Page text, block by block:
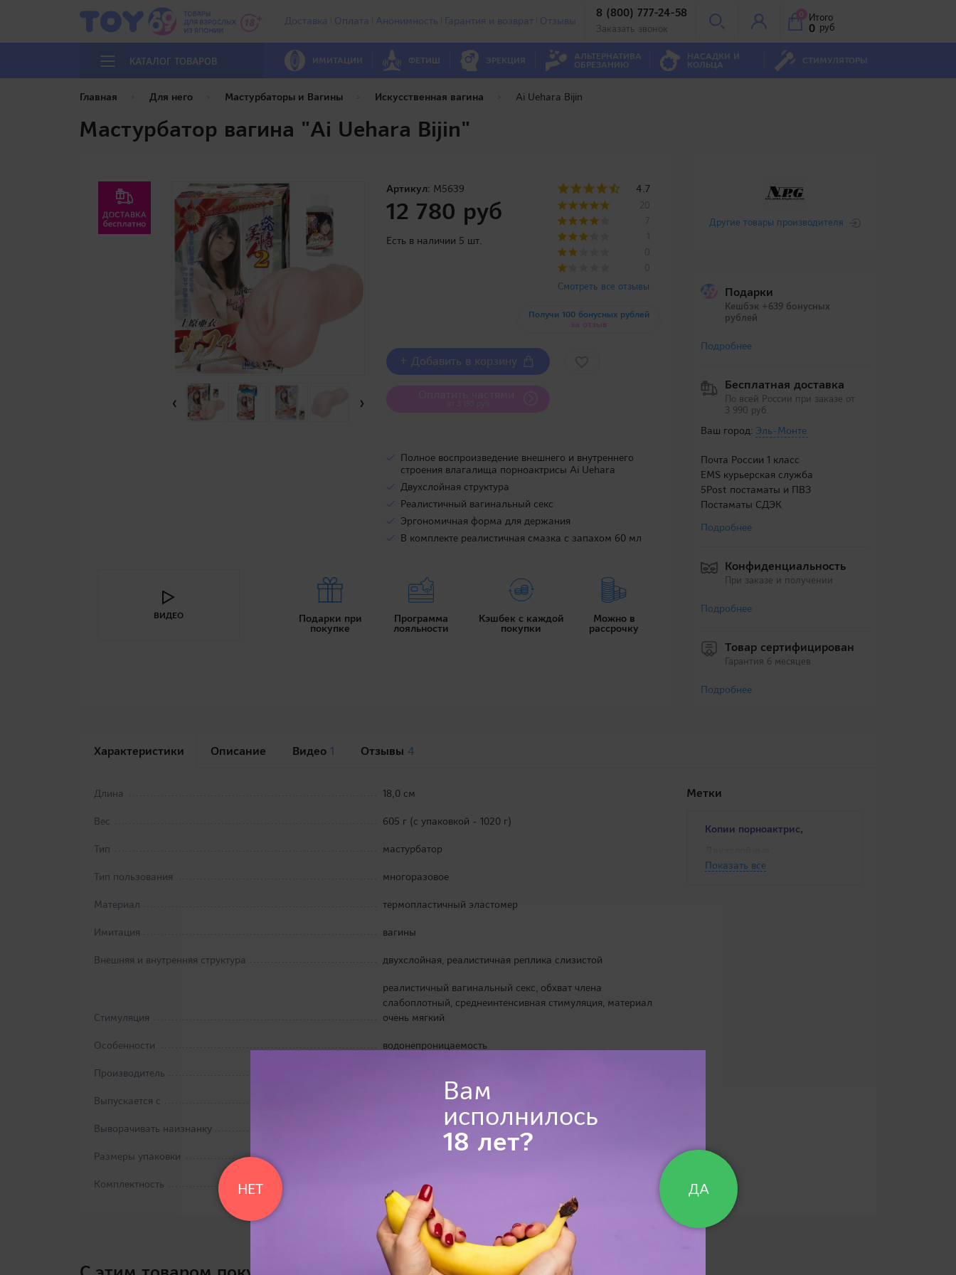
Доставка Оплата Анонимность Гарантия и возврат Отзывы
8 (800) 777-24-58
Заказать звонок
0 Итого
0 руб
КАТАЛОГ ТОВАРОВ ИМИТАЦИИ ФЕТИШ ЭРЕКЦИЯ АЛЬТЕРНАТИВА
ОБРЕЗАНИЮ
НАСАДКИ И
КОЛЬЦА СТИМУЛЯТОРЫ
Главная Для него Мастурбаторы и Вагины Искусственная вагина Ai Uehara Bijin
Мастурбатор вагина "Ai Uehara Bijin"
‹ ›
Артикул: M5639
12 780 руб
Есть в наличии 5 шт.
4.7
20
7
0
0
Смотреть все отзывы
Получи 100 бонусных рублей
за отзыв
+ Добавить в корзину
Полное воспроизведение внешнего и внутреннего
строения влагалища порноактрисы Ai Uehara
Двухслойная структура
Реалистичный вагинальный секс
Эргономичная форма для держания
В комплекте реалистичная смазка с запахом 60 мл
ВИДЕО Подарки при
покупке
Программа
лояльности
Кэшбек с каждой
покупки
Можно в
рассрочку
Другие товары производителя
Подарки
Кешбэк +639 бонусных
рублей
Подробнее
Бесплатная доставка
По всей России при заказе от
3 990 руб.
Ваш город: Эль-Монте
Почта России 1 класс
EMS курьерская служба
5Post постаматы и ПВЗ
Постаматы СДЭК
Подробнее
Конфиденциальность
При заказе и получении
Подробнее
Товар сертифицирован
Гарантия 6 месяцев
Подробнее
Характеристики Описание Видео 1 Отзывы 4
Длина 18,0 см
Вес 605 г (с упаковкой - 1020 г)
Тип мастурбатор
Тип пользования многоразовое
Материал термопластичный эластомер
Имитация вагины
Внешняя и внутренняя структура двухслойная, реалистичная реплика слизистой
Стимуляция
реалистичный вагинальный секс, обхват члена
слабоплотный, среднеинтенсивная стимуляция, материал
очень мягкий
Особенности водонепроницаемость
Производитель
Выпускается с
Выворачивать наизнанку 24,0 х 15,5 х 12,0 см
Размеры упаковки
Комплектность мастурбатор, смазка Ai Uehara с запахом (60 мл)
Метки
Копии порноактрис,
Материал мягкий
Показать все
Вам
исполнилось
18 лет?
НЕТ ДА